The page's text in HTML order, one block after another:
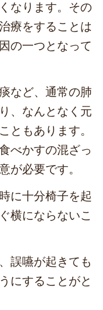
なります。その
療をすることは
の一つとなって
など、通常の肺
、なんとなく元
ともあります。
べかすの混ざっ
が必要です。
に十分椅子を起
横にならないこ
誤嚥が起きても
にすることがと